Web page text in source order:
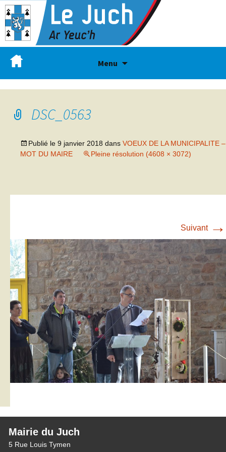
Menu
DSC_0563
Publié le 9 janvier 2018 dans VOEUX DE LA MUNICIPALITE
MOT DU MAIRE
Pleine résolution (4608 × 3072)
Suivant →
Mairie du Juch
5 Rue Louis Tymen